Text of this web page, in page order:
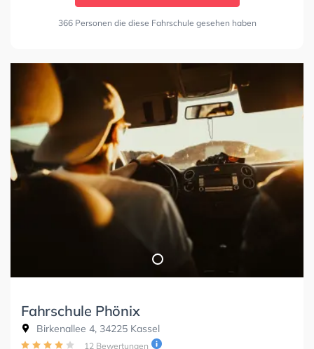
366 Personen die diese Fahrschule gesehen haben
Fahrschule Phönix
Birkenallee 4, 34225 Kassel
12 Bewertungen